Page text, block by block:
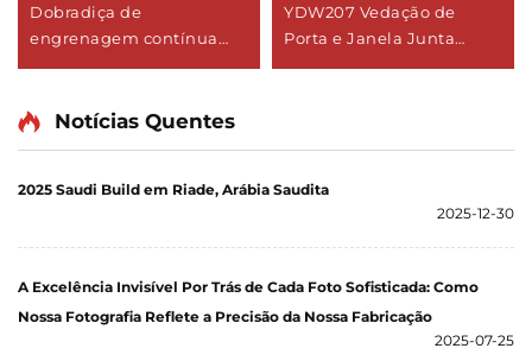
Dobradiça de
engrenagem contínua
YHG017 com giro duplo
YDW207 Vedação de
Porta e Janela Junta
Perimetral
Notícias Quentes
2025 Saudi Build em Riade, Arábia Saudita
2025-12-30
A Excelência Invisível Por Trás de Cada Foto Sofisticada: Como
Nossa Fotografia Reflete a Precisão da Nossa Fabricação
2025-07-25